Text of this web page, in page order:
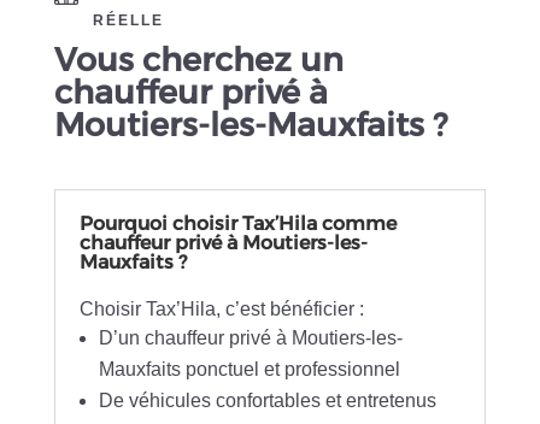
RÉELLE
Vous cherchez un
chauffeur privé à
Moutiers-les-Mauxfaits ?
Pourquoi choisir Tax’Hila comme
chauffeur privé à Moutiers-les-
Mauxfaits ?
Choisir Tax’Hila, c’est bénéficier :
D’un chauffeur privé à Moutiers-les-
Mauxfaits ponctuel et professionnel
De véhicules confortables et entretenus